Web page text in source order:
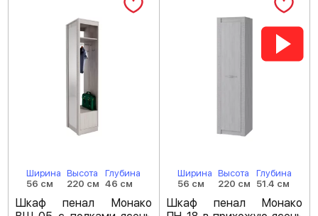
Ширина
56 см
Высота
220 см
Глубина
46 см
Шкаф пенал Монако
Ширина
56 см
Высота
220 см
Глубина
51.4 см
Шкаф пенал Монако